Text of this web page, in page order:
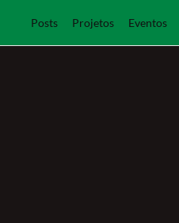
Posts Projetos Eventos